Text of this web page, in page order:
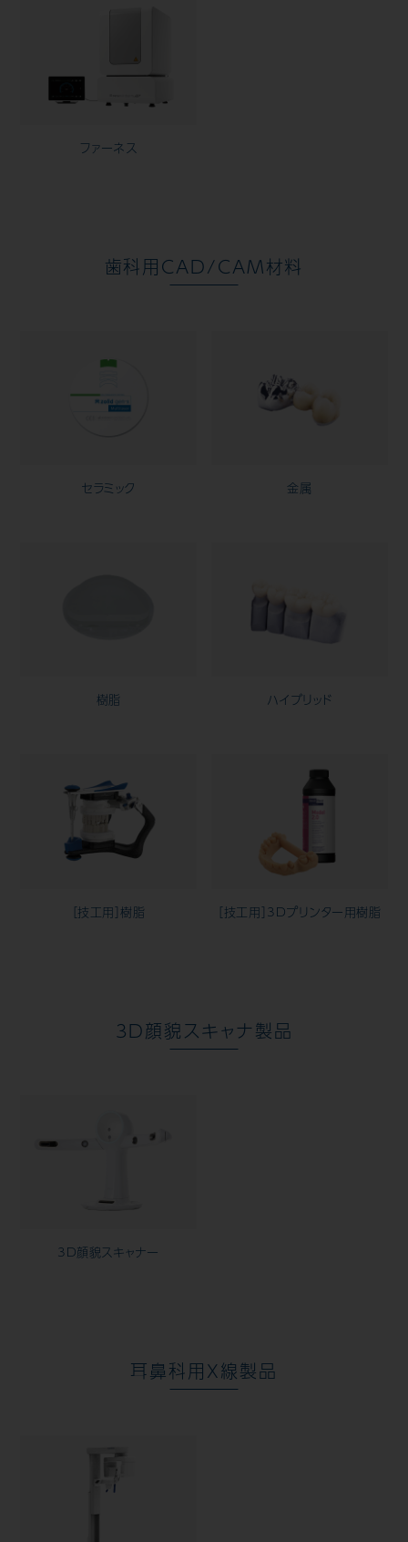
ファーネス
歯科用CAD/CAM材料
セラミック 金属
樹脂 ハイブリッド
［技工用］樹脂 ［技工用］3Dプリンター用樹脂
3D顔貌スキャナ製品
3D顔貌スキャナー
耳鼻科用X線製品